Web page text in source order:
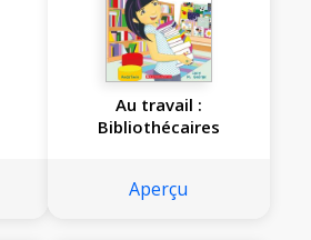
Au travail :
Bibliothécaires
Aperçu